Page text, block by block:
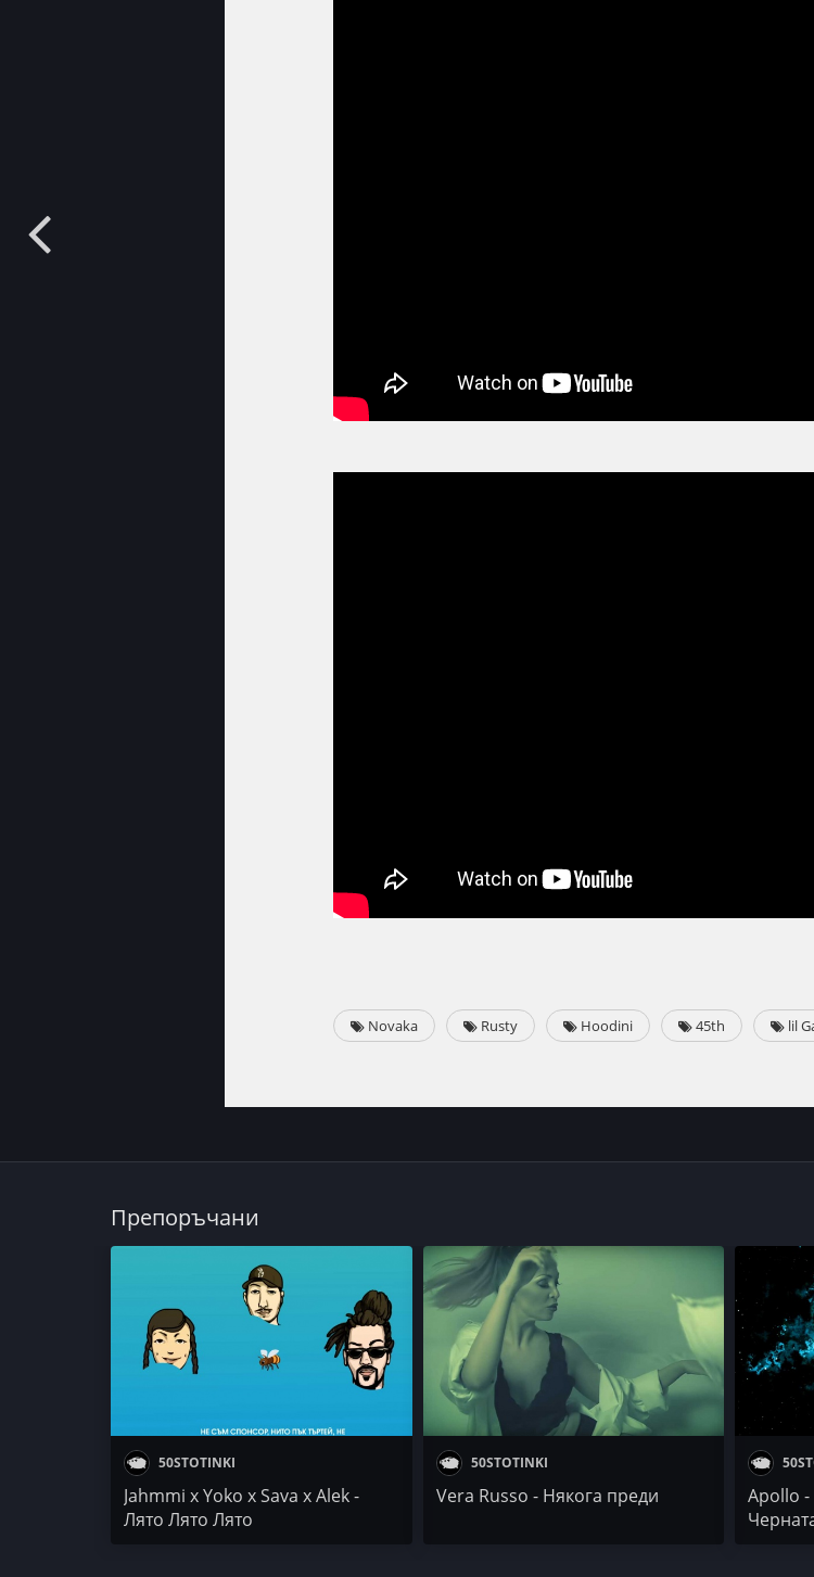
Novaka Rusty Hoodini 45th lil
Препоръчани
50STOTINKI
Jahmmi x Yoko x Sava x Alek -
Лято Лято Лято
50STOTINKI
Vera Russo - Някога преди
Apollo